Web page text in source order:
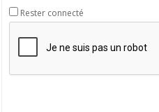
Rester connecté